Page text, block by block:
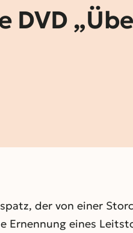
DVD
der von einer
Ernennung eines